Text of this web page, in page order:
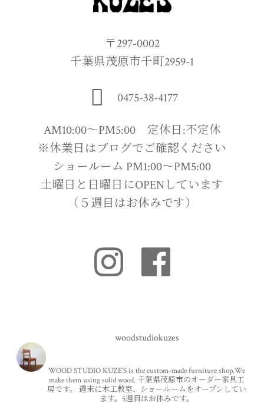
〒297-0002
千葉県茂原市千町2959-1
0475-38-4177
AM10:00〜PM5:00 定休日:不定休
※休業日はブログでご確認ください
ショールーム PM1:00〜PM5:00
土曜日と日曜日にOPENしています
（５週目はお休みです）
woodstudiokuzes
WOOD STUDIO KUZE'S is the custom-made furniture shop.We
make them using solid wood. 千葉県茂原市のオーダー家具工
房です。
週末に木工教室、ショールームをオープンしてい
ます。5週目はお休みです。